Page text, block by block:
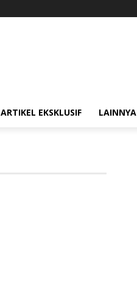
ARTIKEL EKSKLUSIF LAINNYA